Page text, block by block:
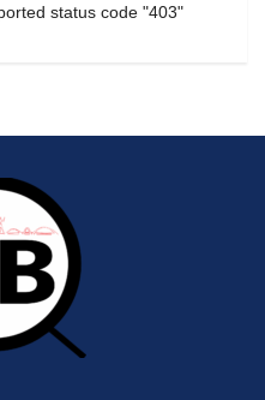
status code "403"